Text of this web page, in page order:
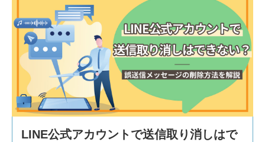
LINE公式アカウントで送信取り消しはで